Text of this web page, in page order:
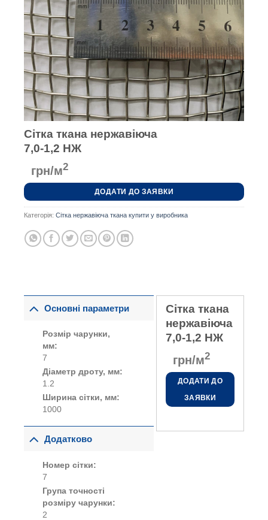
Сітка ткана нержавіюча
7,0-1,2 НЖ
грн/м2
ДОДАТИ ДО ЗАЯВКИ
Категорія: Сітка нержавіюча ткана купити у виробника
Сітка ткана
нержавіюча
7,0-1,2 НЖ
грн/м2
ДОДАТИ ДО
ЗАЯВКИ
Основні параметри
Розмір чарунки,
мм:
7
Діаметр дроту, мм:
1.2
Ширина сітки, мм:
1000
Додатково
Номер сітки:
7
Група точності
розміру чарунки:
2